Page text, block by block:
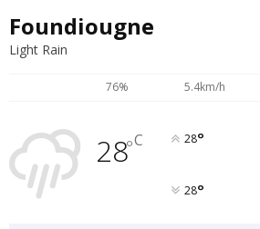
Foundiougne
Light Rain
76% 5.4km/h
28°C 28°
28°